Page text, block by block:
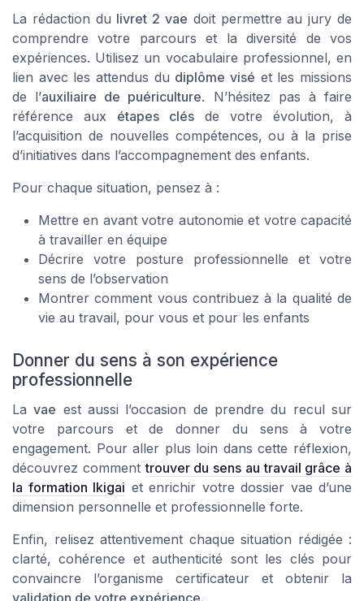
La rédaction du livret 2 vae doit permettre au jury de
comprendre votre parcours et la diversité de vos
expériences. Utilisez un vocabulaire professionnel, en
lien avec les attendus du diplôme visé et les missions
de l’auxiliaire de puériculture. N’hésitez pas à faire
référence aux étapes clés de votre évolution, à
l’acquisition de nouvelles compétences, ou à la prise
d’initiatives dans l’accompagnement des enfants.
Pour chaque situation, pensez à :
Mettre en avant votre autonomie et votre capacité
à travailler en équipe
Décrire votre posture professionnelle et votre
sens de l’observation
Montrer comment vous contribuez à la qualité de
vie au travail, pour vous et pour les enfants
Donner du sens à son expérience
professionnelle
Lavae est aussi l’occasion de prendre du recul sur
votre parcours et de donner du sens à votre
engagement. Pour aller plus loin dans cette réflexion,
découvrez commenttrouver du sens au travail grâce à
la formation Ikigai et enrichir votre dossier vae d’une
dimension personnelle et professionnelle forte.
Enfin, relisez attentivement chaque situation rédigée :
clarté, cohérence et authenticité sont les clés pour
convaincre l’organisme certificateur et obtenir la
validation de votre expérience.